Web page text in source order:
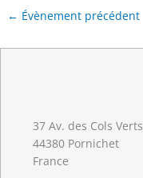
← Évènement précédent
37 Av. des Cols Verts
44380 Pornichet
France